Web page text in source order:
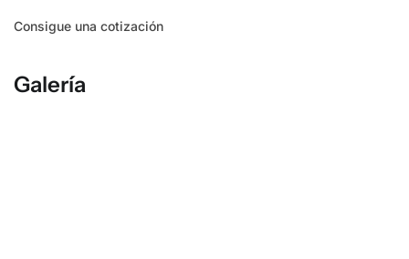
Consigue una cotización
Galería